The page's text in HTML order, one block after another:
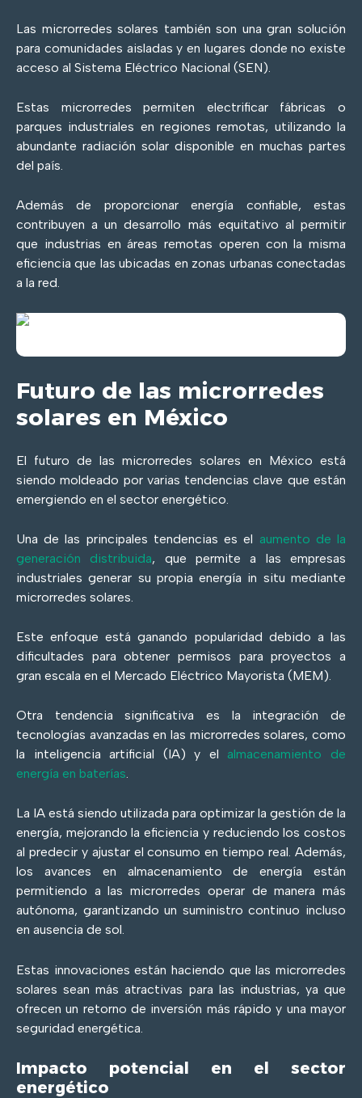
Las microrredes solares también son una gran solución
para comunidades aisladas y en lugares donde no existe
acceso al Sistema Eléctrico Nacional (SEN).
Estas microrredes permiten electrificar fábricas o
parques industriales en regiones remotas, utilizando la
abundante radiación solar disponible en muchas partes
del país.
Además de proporcionar energía confiable, estas
contribuyen a un desarrollo más equitativo al permitir
que industrias en áreas remotas operen con la misma
eficiencia que las ubicadas en zonas urbanas conectadas
a la red.
Futuro de las microrredes
solares en México
El futuro de las microrredes solares en México está
siendo moldeado por varias tendencias clave que están
emergiendo en el sector energético.
Una de las principales tendencias es el aumento de la
generación distribuida, que permite a las empresas
industriales generar su propia energía in situ mediante
microrredes solares.
Este enfoque está ganando popularidad debido a las
dificultades para obtener permisos para proyectos a
gran escala en el Mercado Eléctrico Mayorista (MEM).
Otra tendencia significativa es la integración de
tecnologías avanzadas en las microrredes solares, como
la inteligencia artificial (IA) y el almacenamiento de
energía en baterías.
La IA está siendo utilizada para optimizar la gestión de la
energía, mejorando la eficiencia y reduciendo los costos
al predecir y ajustar el consumo en tiempo real. Además,
los avances en almacenamiento de energía están
permitiendo a las microrredes operar de manera más
autónoma, garantizando un suministro continuo incluso
en ausencia de sol.
Estas innovaciones están haciendo que las microrredes
solares sean más atractivas para las industrias, ya que
ofrecen un retorno de inversión más rápido y una mayor
seguridad energética.
Impacto potencial en el sector
energético